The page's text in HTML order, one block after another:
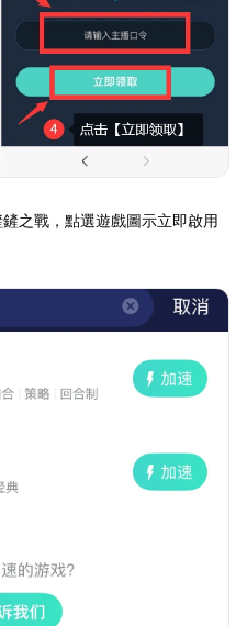
之戰，點選遊戲圖示立即啟用